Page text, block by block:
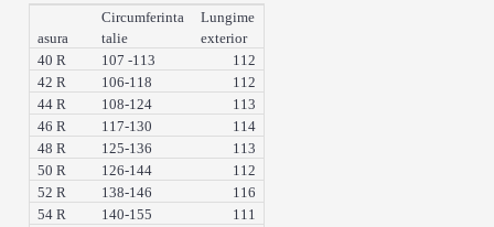
asura
Circumferinta
talie
Lungime
exterior
40 R
107 -113
112
42 R
106-118
112
44 R
108-124
113
46 R
117-130
114
48 R
125-136
113
50 R
126-144
112
52 R
138-146
116
54 R
140-155
111